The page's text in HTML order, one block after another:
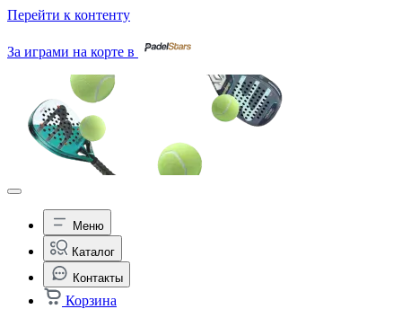
Перейти к контенту
За играми на корте в
Меню
Каталог
Контакты
Корзина